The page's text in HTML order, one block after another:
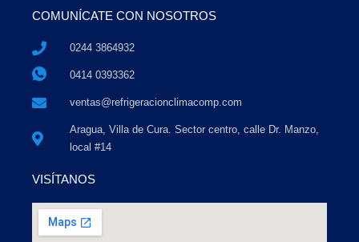
COMUNÍCATE CON NOSOTROS
0244 3864932
0414 0393362
ventas@refrigeracionclimacomp.com
Aragua, Villa de Cura. Sector centro, calle Dr. Manzo,
local #14
VISÍTANOS